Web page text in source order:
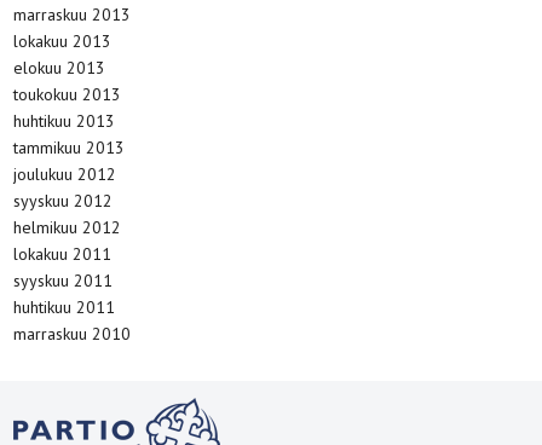
marraskuu 2013
lokakuu 2013
elokuu 2013
toukokuu 2013
huhtikuu 2013
tammikuu 2013
joulukuu 2012
syyskuu 2012
helmikuu 2012
lokakuu 2011
syyskuu 2011
huhtikuu 2011
marraskuu 2010